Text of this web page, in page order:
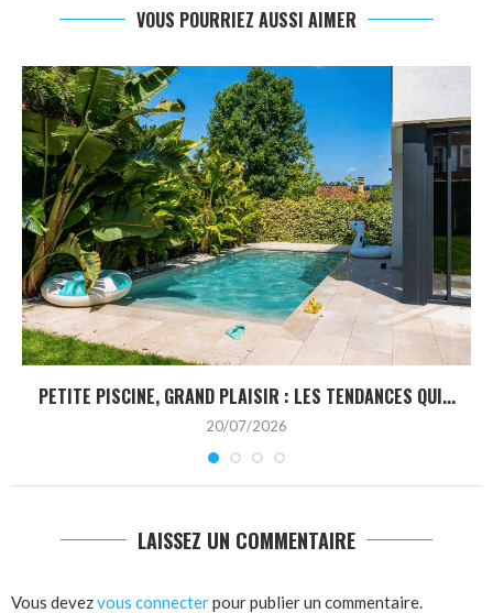
VOUS POURRIEZ AUSSI AIMER
PETITE PISCINE, GRAND PLAISIR : LES TENDANCES QUI...
20/07/2026
LAISSEZ UN COMMENTAIRE
Vous devezvous connecterpour publier un commentaire.